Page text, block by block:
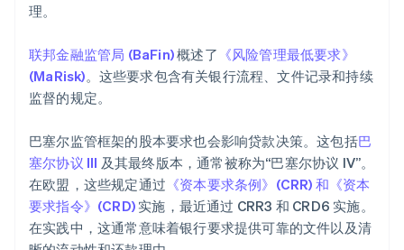
理。
联邦金融监管局 (BaFin)概述了 《风险管理最低要求》
(MaRisk)。这些要求包含有关银行流程、文件记录和持续
监督的规定。
巴塞尔监管框架的股本要求也会影响贷款决策。这包括巴
塞尔协议 III 及其最终版本，通常被称为“巴塞尔协议 IV”。
在欧盟，这些规定通过 《资本要求条例》(CRR) 和《资本
要求指令》(CRD) 实施，最近通过 CRR3 和 CRD6 实施。
在实践中，这通常意味着银行要求提供可靠的文件以及清